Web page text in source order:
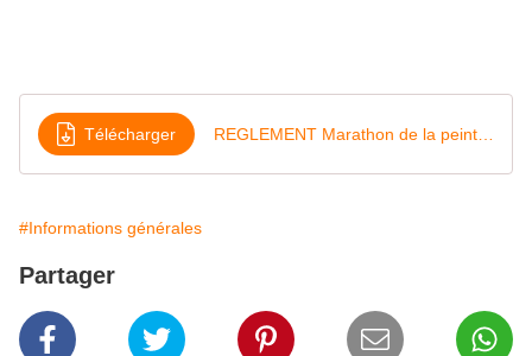
Télécharger
#Informations générales
Partager